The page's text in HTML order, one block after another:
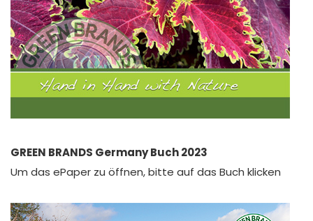
GREEN BRANDS Germany Buch 2023
Um das ePaper zu öffnen, bitte auf das Buch klicken